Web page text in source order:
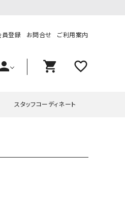
員登録 お問合せ ご利用案内
shopping_cart favorite_outline
ルーチェ
スタッフコーディネート